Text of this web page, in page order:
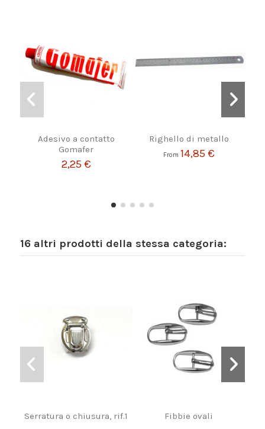
Adesivo a contatto
Gomafer
2,25 €
Righello di metallo
From 14,85 €
16 altri prodotti della stessa categoria:
Serratura o chiusura, rif.1 Fibbie ovali